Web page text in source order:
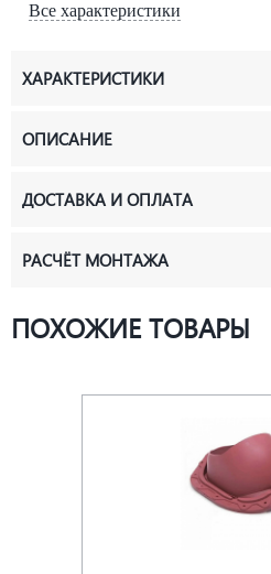
Все характеристики
ХАРАКТЕРИСТИКИ
ОПИСАНИЕ
ДОСТАВКА И ОПЛАТА
РАСЧЁТ МОНТАЖА
ПОХОЖИЕ ТОВАРЫ